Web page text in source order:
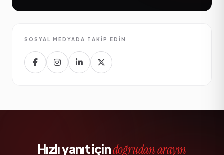
SOSYAL MEDYADA TAKIP EDIN
Hızlı yanıt içindoğrudan arayın